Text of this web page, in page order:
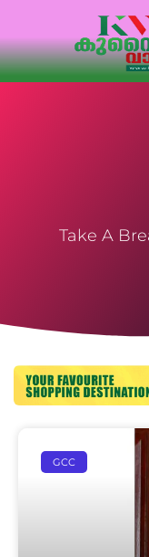
Take A
GCC